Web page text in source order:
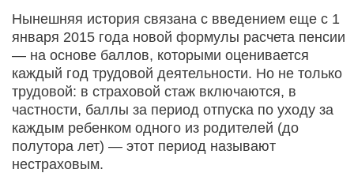
Нынешняя история связана с введением еще с 1
января 2015 года новой формулы расчета пенсии
— на основе баллов, которыми оценивается
каждый год трудовой деятельности. Но не только
трудовой: в страховой стаж включаются, в
частности, баллы за период отпуска по уходу за
каждым ребенком одного из родителей (до
полутора лет) — этот период называют
нестраховым.